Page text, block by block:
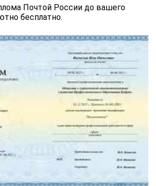
Почтой России до вашего
бесплатно.